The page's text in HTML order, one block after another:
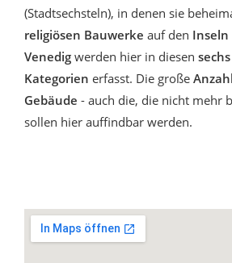
(Stadtsechsteln), in denen sie
religiösen Bauwerke auf den Inseln
Venedig werden hier in diesen
Kategorien erfasst. Die große
Gebäude - auch die, die nicht mehr
sollen hier auffindbar werden.